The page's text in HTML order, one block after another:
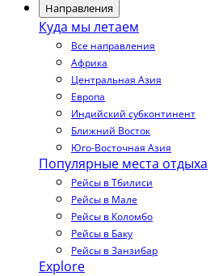
Направления
Куда мы летаем
Все направления
Африка
Центральная Азия
Европа
Индийский субконтинент
Ближний Восток
Юго-Восточная Азия
Популярные места отдыха
Рейсы в Тбилиси
Рейсы в Мале
Рейсы в Коломбо
Рейсы в Баку
Рейсы в Занзибар
Explore